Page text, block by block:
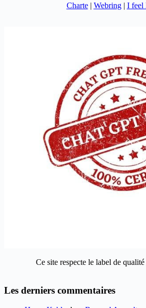
Charte| Webring| I feel
Ce site respecte le label de qualité
Les derniers commentaires